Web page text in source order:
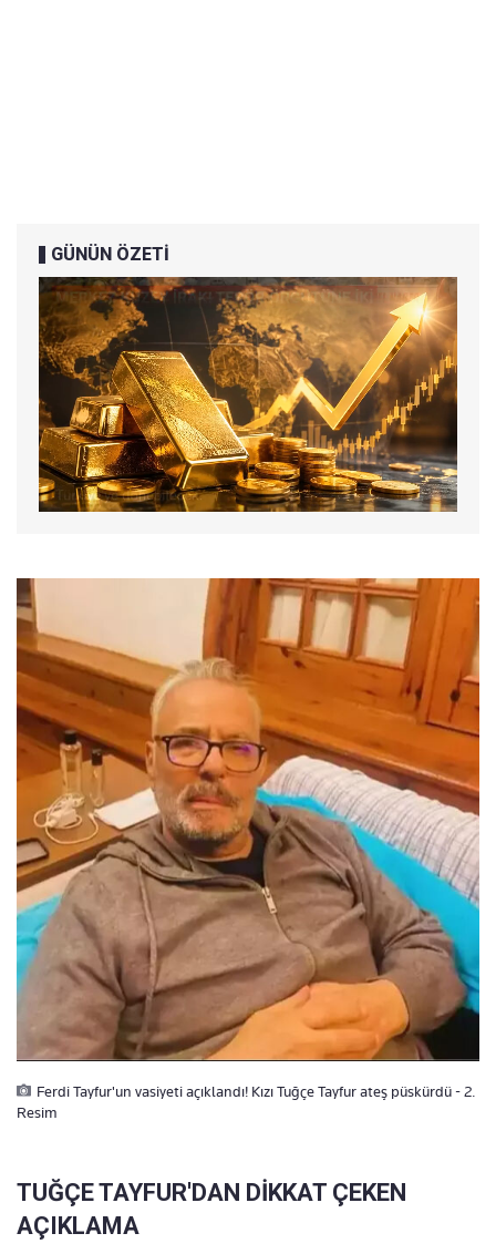
GÜNÜN ÖZETİ
Ferdi Tayfur'un vasiyeti açıklandı! Kızı Tuğçe Tayfur ateş püskürdü - 2.
Resim
TUĞÇE TAYFUR'DAN DİKKAT ÇEKEN
AÇIKLAMA